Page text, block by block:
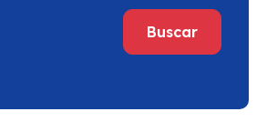
Buscar